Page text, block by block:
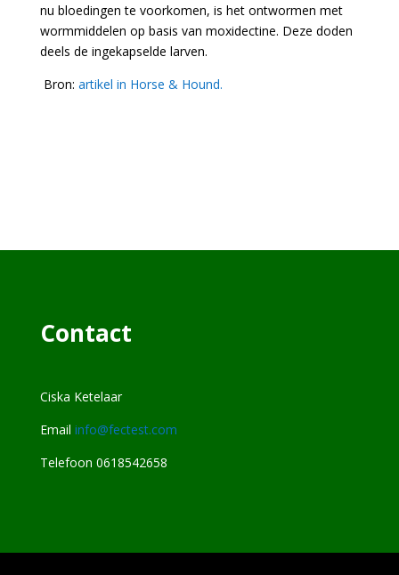
nu bloedingen te voorkomen, is het ontwormen met
wormmiddelen op basis van moxidectine. Deze doden
deels de ingekapselde larven.
Bron: artikel in Horse & Hound.
Contact
Ciska Ketelaar
Email info@fectest.com
Telefoon 0618542658